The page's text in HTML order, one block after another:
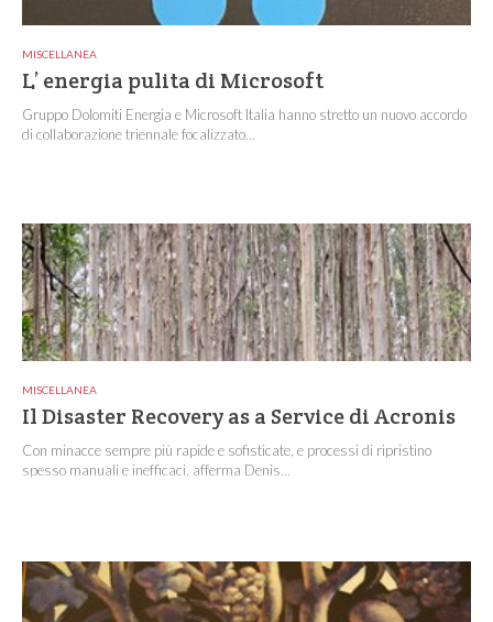
MISCELLANEA
L’ energia pulita di Microsoft
Gruppo Dolomiti Energia e Microsoft Italia hanno stretto un nuovo accordo
di collaborazione triennale focalizzato...
MISCELLANEA
Il Disaster Recovery as a Service di Acronis
Con minacce sempre più rapide e sofisticate, e processi di ripristino
spesso manuali e inefficaci, afferma Denis...